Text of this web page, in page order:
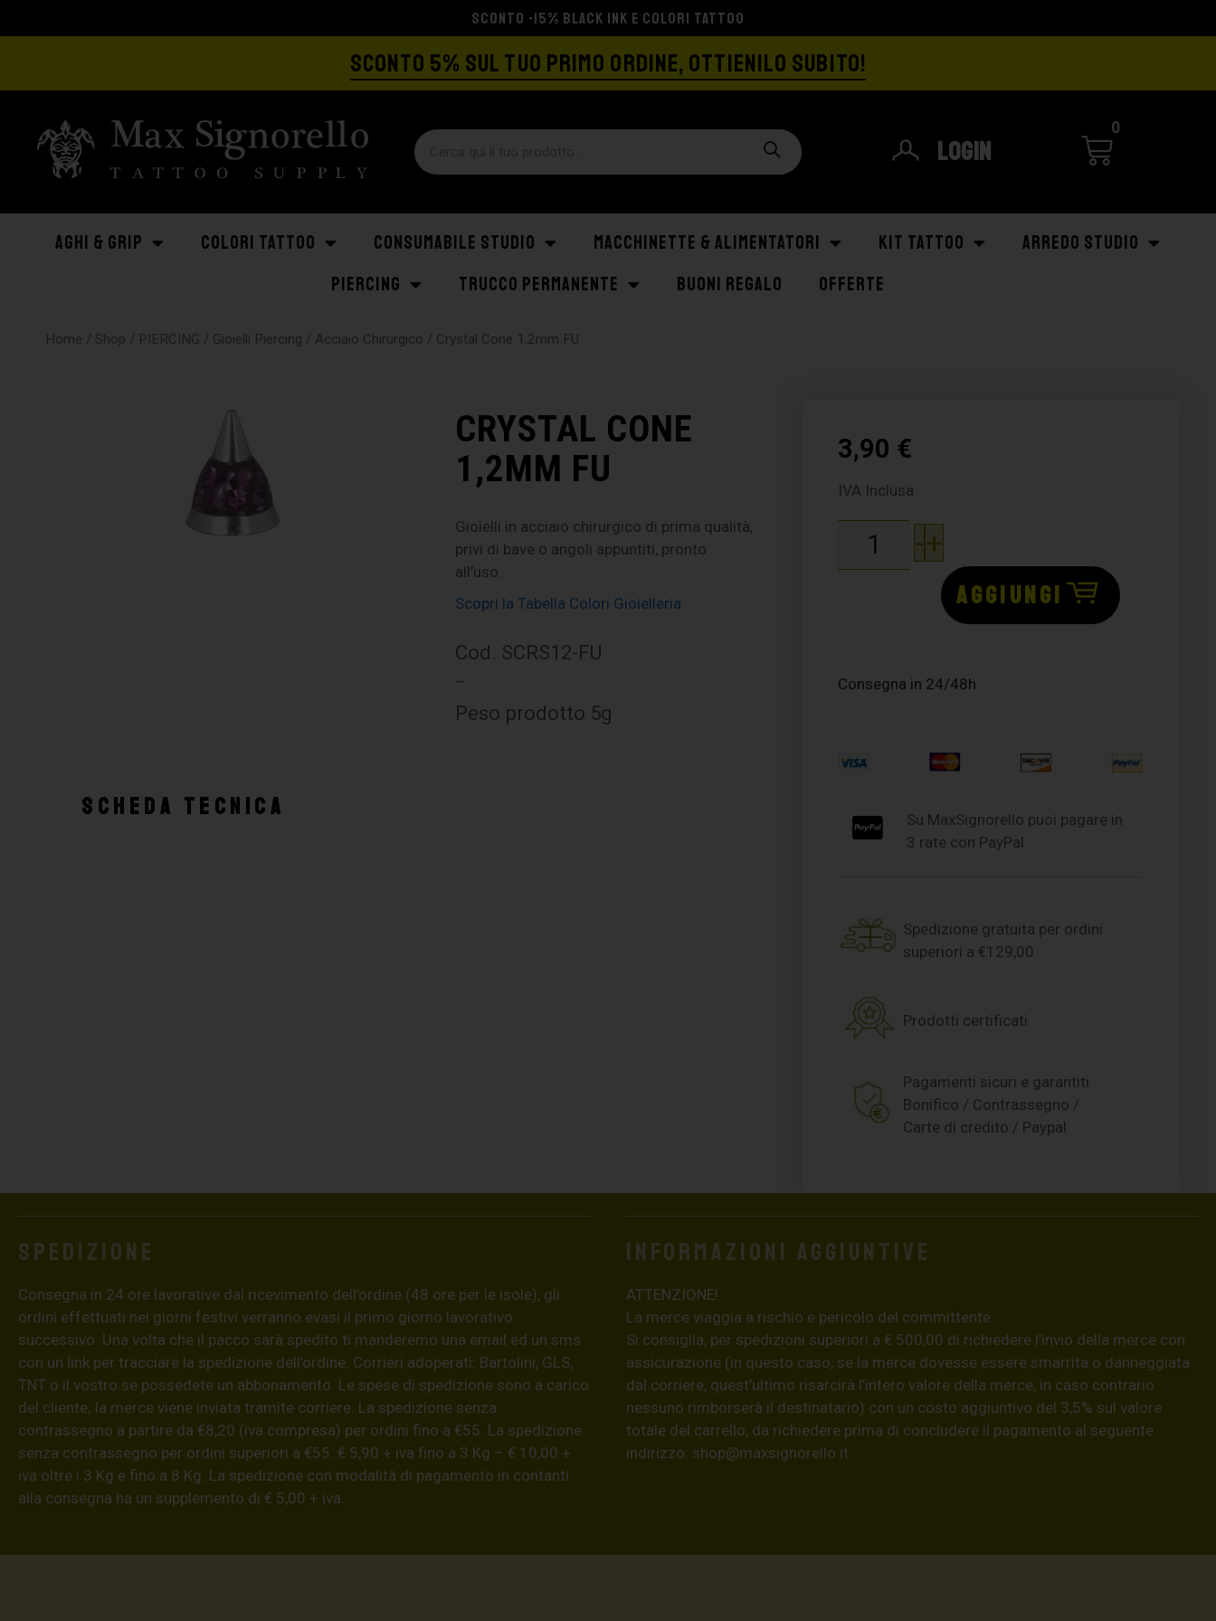
SPEDIZIONE GRATIS A PARTIRE DA €129
SCONTO 5% SUL TUO PRIMO ORDINE, OTTIENILO SUBITO!
Login
0
AGHI & GRIP COLORI TATTOO CONSUMABILE STUDIO MACCHINETTE & ALIMENTATORI KIT TATTOO
ARREDO STUDIO
PIERCING
TRUCCO PERMANENTE BUONI REGALO OFFERTE
Home / Shop / PIERCING / Gioielli Piercing / Acciaio Chirurgico / Crystal Cone 1,2mm FU
CRYSTAL CONE
1,2MM FU
Gioielli in acciaio chirurgico di prima qualità,
privi di bave o angoli appuntiti, pronto
all’uso.
Scopri la Tabella Colori Gioielleria
Cod. SCRS12-FU
–
Peso prodotto 5g
SCHEDA TECNICA
3,90 €
IVA Inclusa
-+
AGGIUNGI
Consegna in 24/48h
Su MaxSignorello puoi pagare in
3 rate con PayPal
Spedizione gratuita per ordini
superiori a €129,00
Prodotti certificati
Pagamenti sicuri e garantiti
Bonifico / Contrassegno /
Carte di credito / Paypal
Spedizione
Consegna in 24 ore lavorative dal ricevimento dell’ordine (48 ore per le isole), gli
ordini effettuati nei giorni festivi verranno evasi il primo giorno lavorativo
successivo. Una volta che il pacco sarà spedito ti manderemo una email ed un sms
con un link per tracciare la spedizione dell’ordine. Corrieri adoperati: Bartolini, GLS,
TNT o il vostro se possedete un abbonamento. Le spese di spedizione sono a carico
del cliente; la merce viene inviata tramite corriere. La spedizione senza
contrassegno a partire da €8,20 (iva compresa) per ordini fino a €55. La spedizione
senza contrassegno per ordini superiori a €55: € 5,90 + iva fino a 3 Kg – € 10,00 +
iva oltre i 3 Kg e fino a 8 Kg. La spedizione con modalità di pagamento in contanti
alla consegna ha un supplemento di € 5,00 + iva.
Informazioni aggiuntive
ATTENZIONE!
La merce viaggia a rischio e pericolo del committente.
Si consiglia, per spedizioni superiori a € 500,00 di richiedere l’invio della merce con
assicurazione (in questo caso, se la merce dovesse essere smarrita o danneggiata
dal corriere, quest’ultimo risarcirà l’intero valore della merce, in caso contrario
nessuno rimborserà il destinatario) con un costo aggiuntivo del 3,5% sul valore
totale del carrello, da richiedere prima di concludere il pagamento al seguente
indirizzo: shop@maxsignorello.it